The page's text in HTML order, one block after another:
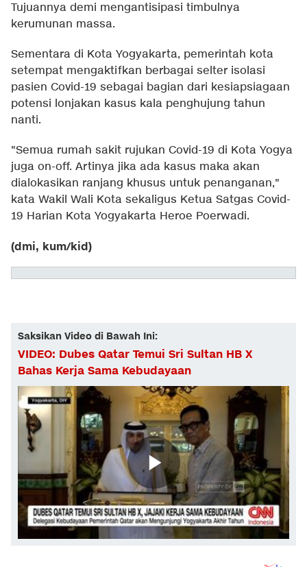
Tujuannya demi mengantisipasi timbulnya
kerumunan massa.
Sementara di Kota Yogyakarta, pemerintah kota
setempat mengaktifkan berbagai selter isolasi
pasien Covid-19 sebagai bagian dari kesiapsiagaan
potensi lonjakan kasus kala penghujung tahun
nanti.
"Semua rumah sakit rujukan Covid-19 di Kota Yogya
juga on-off. Artinya jika ada kasus maka akan
dialokasikan ranjang khusus untuk penanganan,"
kata Wakil Wali Kota sekaligus Ketua Satgas Covid-
19 Harian Kota Yogyakarta Heroe Poerwadi.
(dmi, kum/kid)
Saksikan Video di Bawah Ini:
VIDEO: Dubes Qatar Temui Sri Sultan HB X
Bahas Kerja Sama Kebudayaan